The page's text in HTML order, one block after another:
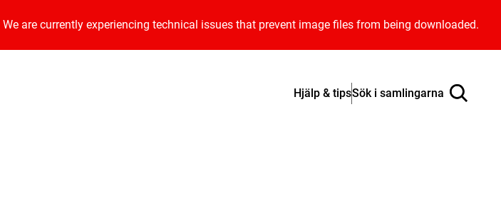
We are currently experiencing technical issues that prevent image files from being downloaded.
Hjälp & tipsSök i samlingarna